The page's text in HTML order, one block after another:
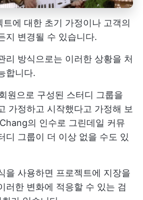
에 대한 초기 가정이나 고객의
지 변경될 수 있습니다.
리 방식으로는 이러한 상황을 처
합니다.
원으로 구성된 스터디 그룹을
가정하고 시작했다고 가정해 보
의 인수로 그린데일 커뮤
디 그룹이 더 이상 없을 수도 있
을 사용하면 프로젝트에 지장을
러한 변화에 적응할 수 있는 검